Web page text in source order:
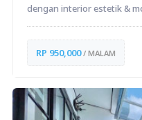
dengan interior estetik &
RP 950,000/ MALAM